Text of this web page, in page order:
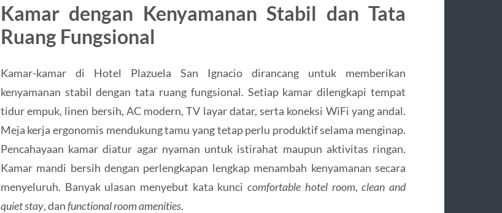
Kamar dengan Kenyamanan Stabil dan Tata
Ruang Fungsional
Kamar-kamar di Hotel Plazuela San Ignacio dirancang untuk memberikan
kenyamanan stabil dengan tata ruang fungsional. Setiap kamar dilengkapi tempat
tidur empuk, linen bersih, AC modern, TV layar datar, serta koneksi WiFi yang andal.
Meja kerja ergonomis mendukung tamu yang tetap perlu produktif selama menginap.
Pencahayaan kamar diatur agar nyaman untuk istirahat maupun aktivitas ringan.
Kamar mandi bersih dengan perlengkapan lengkap menambah kenyamanan secara
menyeluruh. Banyak ulasan menyebut kata kuncicomfortable hotel room,clean and
quiet stay, danfunctional room amenities.